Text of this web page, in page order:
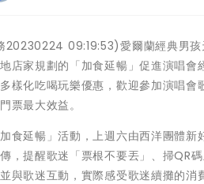
20230224 09:19:53)愛爾蘭經典男
店家規劃的「加食延暢」促進演唱
樣化吃喝玩樂優惠，歡迎參加演唱
票最大效益。
食延暢」活動，上週六由西洋團體
，提醒歌迷「票根不要丟」、掃QR
與歌迷互動，實際感受歌迷續攤的消